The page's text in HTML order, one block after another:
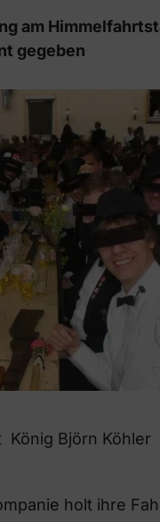
am
gegeben
König Björn
holt ihre